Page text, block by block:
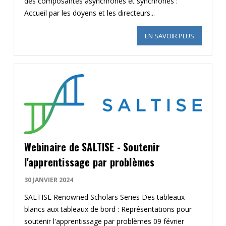
Accueil par les doyens et les directeurs...
EN SAVOIR PLUS
Webinaire de SALTISE - Soutenir
l'apprentissage par problèmes
30 JANVIER 2024
SALTISE Renowned Scholars Series Des tableaux
blancs aux tableaux de bord : Représentations pour
soutenir l'apprentissage par problèmes 09 février